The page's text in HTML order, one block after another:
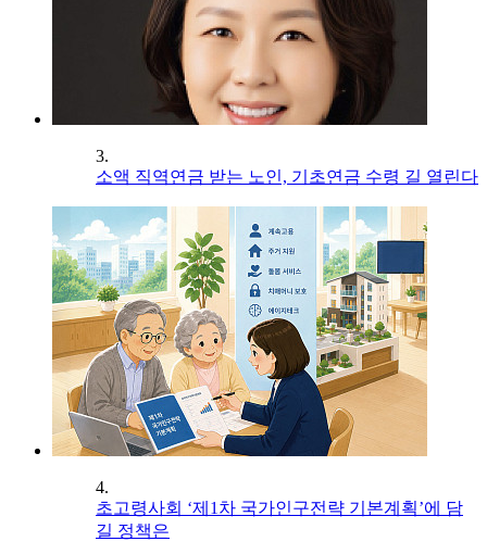
3.
소액 직역연금 받는 노인, 기초연금 수령 길 열린다
4.
초고령사회 ‘제1차 국가인구전략 기본계획’에 담
길 정책은